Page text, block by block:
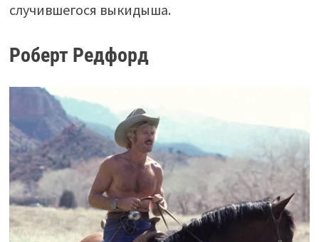
случившегося выкидыша.
Роберт Редфорд